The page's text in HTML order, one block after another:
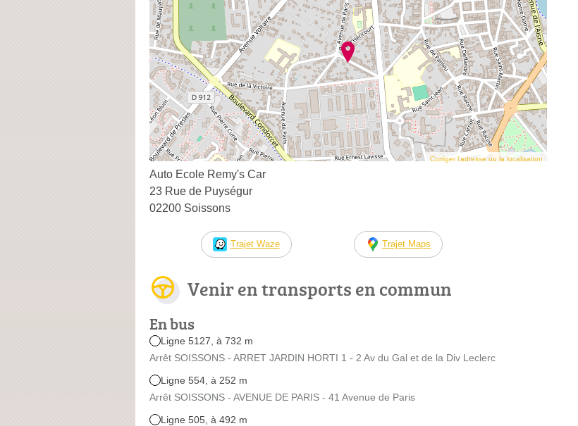
Corriger l’adresse ou la localisation
Auto Ecole Remy's Car
23 Rue de Puységur
02200 Soissons
Trajet Waze Trajet Maps
Venir en transports en commun
En bus
Ligne 5127, à 732 m
Arrêt SOISSONS - ARRET JARDIN HORTI 1 - 2 Av du Gal et de la Div Leclerc
Ligne 554, à 252 m
Arrêt SOISSONS - AVENUE DE PARIS - 41 Avenue de Paris
Ligne 505, à 492 m